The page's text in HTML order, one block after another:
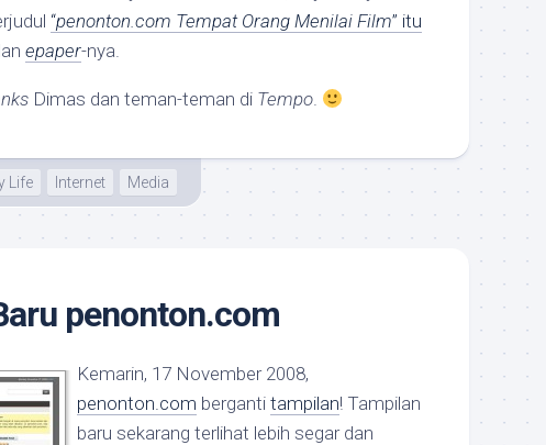
“penonton.com Tempat Orang Menilai Film” itu
epaper-nya.
Dimas dan teman-teman di Tempo.
Life Internet Media
penonton.com
Kemarin, 17 November 2008,
penonton.com berganti tampilan! Tampilan
baru sekarang terlihat lebih segar dan